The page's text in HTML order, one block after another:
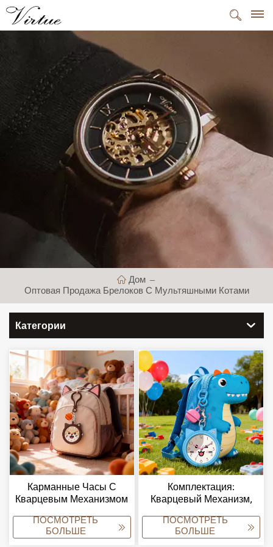
Дом
Оптовая Продажа Брелоков С Мультяшными Котами
Категории
Карманные Часы С
Кварцевым Механизмом
Корпус Из Сплава,
Водонепроницаемость
ПОСМОТРЕТЬ
БОЛЬШЕ
Комплектация:
Кварцевый Механизм,
Для Студентов,
Карманные Часы.
ПОСМОТРЕТЬ
БОЛЬШЕ